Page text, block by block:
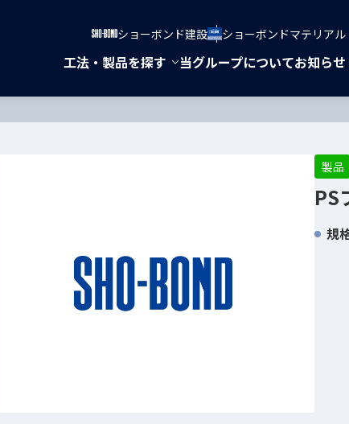
ショーボンド建設
新しいWindowで開きますショーボンドマテリアル
新しいWindowで開きま
工法・製品を探す 当グループについて
新しいWindowで開きます
お知らせ
製品
PS
規